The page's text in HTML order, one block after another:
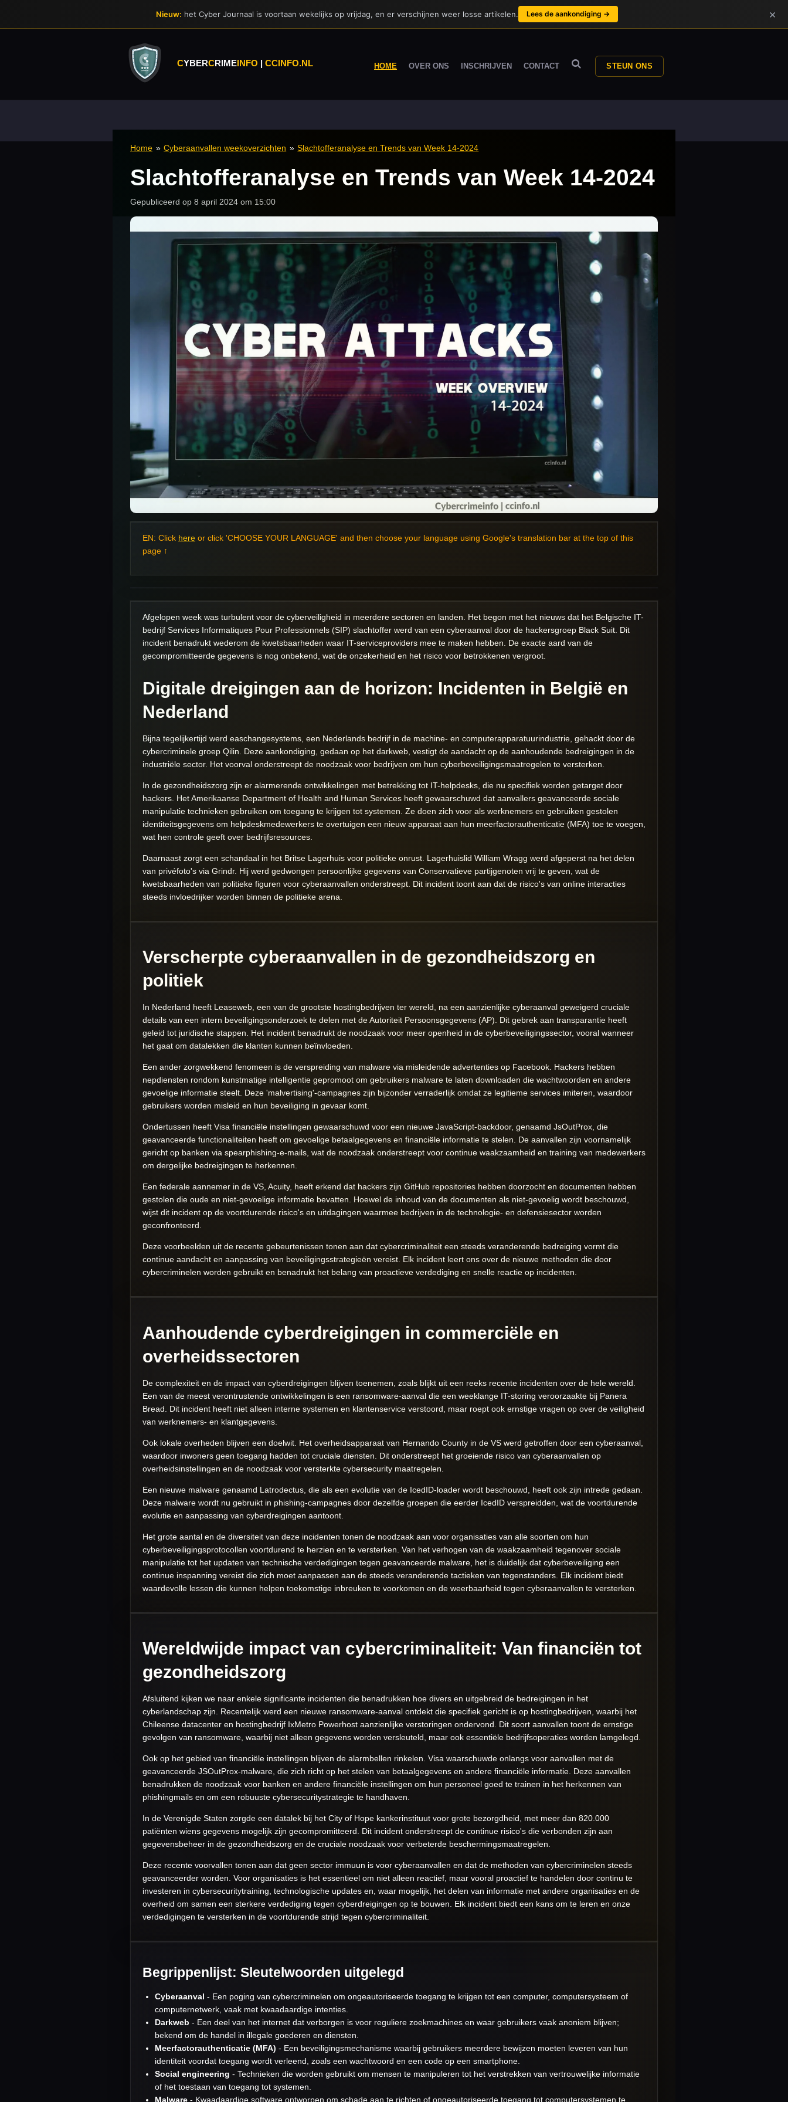
CYBERCRIMEINFO | CCINFO.NL HOME OVER ONS INSCHRIJVEN CONTACT STEUN ONS
Home » Cyberaanvallen weekoverzichten » Slachtofferanalyse en Trends van Week 14-2024
Slachtofferanalyse en Trends van Week 14-2024
Gepubliceerd op 8 april 2024 om 15:00
EN: Click here or click 'CHOOSE YOUR LANGUAGE' and then choose your language using Google's translation bar at the top of this
page ↑
Afgelopen week was turbulent voor de cyberveiligheid in meerdere sectoren en landen. Het begon met het nieuws dat het Belgische IT-
bedrijf Services Informatiques Pour Professionnels (SIP) slachtoffer werd van een cyberaanval door de hackersgroep Black Suit. Dit
incident benadrukt wederom de kwetsbaarheden waar IT-serviceproviders mee te maken hebben. De exacte aard van de
gecompromitteerde gegevens is nog onbekend, wat de onzekerheid en het risico voor betrokkenen vergroot.
Digitale dreigingen aan de horizon: Incidenten in België en
Nederland
Bijna tegelijkertijd werd easchangesystems, een Nederlands bedrijf in de machine- en computerapparatuurindustrie, gehackt door de
cybercriminele groep Qilin. Deze aankondiging, gedaan op het darkweb, vestigt de aandacht op de aanhoudende bedreigingen in de
industriële sector. Het voorval onderstreept de noodzaak voor bedrijven om hun cyberbeveiligingsmaatregelen te versterken.
In de gezondheidszorg zijn er alarmerende ontwikkelingen met betrekking tot IT-helpdesks, die nu specifiek worden getarget door
hackers. Het Amerikaanse Department of Health and Human Services heeft gewaarschuwd dat aanvallers geavanceerde sociale
manipulatie technieken gebruiken om toegang te krijgen tot systemen. Ze doen zich voor als werknemers en gebruiken gestolen
identiteitsgegevens om helpdeskmedewerkers te overtuigen een nieuw apparaat aan hun meerfactorauthenticatie (MFA) toe te voegen,
wat hen controle geeft over bedrijfsresources.
Daarnaast zorgt een schandaal in het Britse Lagerhuis voor politieke onrust. Lagerhuislid William Wragg werd afgeperst na het delen
van privéfoto's via Grindr. Hij werd gedwongen persoonlijke gegevens van Conservatieve partijgenoten vrij te geven, wat de
kwetsbaarheden van politieke figuren voor cyberaanvallen onderstreept. Dit incident toont aan dat de risico's van online interacties
steeds invloedrijker worden binnen de politieke arena.
Verscherpte cyberaanvallen in de gezondheidszorg en
politiek
In Nederland heeft Leaseweb, een van de grootste hostingbedrijven ter wereld, na een aanzienlijke cyberaanval geweigerd cruciale
details van een intern beveiligingsonderzoek te delen met de Autoriteit Persoonsgegevens (AP). Dit gebrek aan transparantie heeft
geleid tot juridische stappen. Het incident benadrukt de noodzaak voor meer openheid in de cyberbeveiligingssector, vooral wanneer
het gaat om datalekken die klanten kunnen beïnvloeden.
Een ander zorgwekkend fenomeen is de verspreiding van malware via misleidende advertenties op Facebook. Hackers hebben
nepdiensten rondom kunstmatige intelligentie gepromoot om gebruikers malware te laten downloaden die wachtwoorden en andere
gevoelige informatie steelt. Deze 'malvertising'-campagnes zijn bijzonder verraderlijk omdat ze legitieme services imiteren, waardoor
gebruikers worden misleid en hun beveiliging in gevaar komt.
Ondertussen heeft Visa financiële instellingen gewaarschuwd voor een nieuwe JavaScript-backdoor, genaamd JsOutProx, die
geavanceerde functionaliteiten heeft om gevoelige betaalgegevens en financiële informatie te stelen. De aanvallen zijn voornamelijk
gericht op banken via spearphishing-e-mails, wat de noodzaak onderstreept voor continue waakzaamheid en training van medewerkers
om dergelijke bedreigingen te herkennen.
Een federale aannemer in de VS, Acuity, heeft erkend dat hackers zijn GitHub repositories hebben doorzocht en documenten hebben
gestolen die oude en niet-gevoelige informatie bevatten. Hoewel de inhoud van de documenten als niet-gevoelig wordt beschouwd,
wijst dit incident op de voortdurende risico's en uitdagingen waarmee bedrijven in de technologie- en defensiesector worden
geconfronteerd.
Deze voorbeelden uit de recente gebeurtenissen tonen aan dat cybercriminaliteit een steeds veranderende bedreiging vormt die
continue aandacht en aanpassing van beveiligingsstrategieën vereist. Elk incident leert ons over de nieuwe methoden die door
cybercriminelen worden gebruikt en benadrukt het belang van proactieve verdediging en snelle reactie op incidenten.
Aanhoudende cyberdreigingen in commerciële en
overheidssectoren
De complexiteit en de impact van cyberdreigingen blijven toenemen, zoals blijkt uit een reeks recente incidenten over de hele wereld.
Een van de meest verontrustende ontwikkelingen is een ransomware-aanval die een weeklange IT-storing veroorzaakte bij Panera
Bread. Dit incident heeft niet alleen interne systemen en klantenservice verstoord, maar roept ook ernstige vragen op over de veiligheid
van werknemers- en klantgegevens.
Ook lokale overheden blijven een doelwit. Het overheidsapparaat van Hernando County in de VS werd getroffen door een cyberaanval,
waardoor inwoners geen toegang hadden tot cruciale diensten. Dit onderstreept het groeiende risico van cyberaanvallen op
overheidsinstellingen en de noodzaak voor versterkte cybersecurity maatregelen.
Een nieuwe malware genaamd Latrodectus, die als een evolutie van de IcedID-loader wordt beschouwd, heeft ook zijn intrede gedaan.
Deze malware wordt nu gebruikt in phishing-campagnes door dezelfde groepen die eerder IcedID verspreidden, wat de voortdurende
evolutie en aanpassing van cyberdreigingen aantoont.
Het grote aantal en de diversiteit van deze incidenten tonen de noodzaak aan voor organisaties van alle soorten om hun
cyberbeveiligingsprotocollen voortdurend te herzien en te versterken. Van het verhogen van de waakzaamheid tegenover sociale
manipulatie tot het updaten van technische verdedigingen tegen geavanceerde malware, het is duidelijk dat cyberbeveiliging een
continue inspanning vereist die zich moet aanpassen aan de steeds veranderende tactieken van tegenstanders. Elk incident biedt
waardevolle lessen die kunnen helpen toekomstige inbreuken te voorkomen en de weerbaarheid tegen cyberaanvallen te versterken.
Wereldwijde impact van cybercriminaliteit: Van financiën tot
gezondheidszorg
Afsluitend kijken we naar enkele significante incidenten die benadrukken hoe divers en uitgebreid de bedreigingen in het
cyberlandschap zijn. Recentelijk werd een nieuwe ransomware-aanval ontdekt die specifiek gericht is op hostingbedrijven, waarbij het
Chileense datacenter en hostingbedrijf IxMetro Powerhost aanzienlijke verstoringen ondervond. Dit soort aanvallen toont de ernstige
gevolgen van ransomware, waarbij niet alleen gegevens worden versleuteld, maar ook essentiële bedrijfsoperaties worden lamgelegd.
Ook op het gebied van financiële instellingen blijven de alarmbellen rinkelen. Visa waarschuwde onlangs voor aanvallen met de
geavanceerde JSOutProx-malware, die zich richt op het stelen van betaalgegevens en andere financiële informatie. Deze aanvallen
benadrukken de noodzaak voor banken en andere financiële instellingen om hun personeel goed te trainen in het herkennen van
phishingmails en om een robuuste cybersecuritystrategie te handhaven.
In de Verenigde Staten zorgde een datalek bij het City of Hope kankerinstituut voor grote bezorgdheid, met meer dan 820.000
patiënten wiens gegevens mogelijk zijn gecompromitteerd. Dit incident onderstreept de continue risico's die verbonden zijn aan
gegevensbeheer in de gezondheidszorg en de cruciale noodzaak voor verbeterde beschermingsmaatregelen.
Deze recente voorvallen tonen aan dat geen sector immuun is voor cyberaanvallen en dat de methoden van cybercriminelen steeds
geavanceerder worden. Voor organisaties is het essentieel om niet alleen reactief, maar vooral proactief te handelen door continu te
investeren in cybersecuritytraining, technologische updates en, waar mogelijk, het delen van informatie met andere organisaties en de
overheid om samen een sterkere verdediging tegen cyberdreigingen op te bouwen. Elk incident biedt een kans om te leren en onze
verdedigingen te versterken in de voortdurende strijd tegen cybercriminaliteit.
Begrippenlijst: Sleutelwoorden uitgelegd
Cyberaanval - Een poging van cybercriminelen om ongeautoriseerde toegang te krijgen tot een computer, computersysteem of
computernetwerk, vaak met kwaadaardige intenties.
Darkweb - Een deel van het internet dat verborgen is voor reguliere zoekmachines en waar gebruikers vaak anoniem blijven;
bekend om de handel in illegale goederen en diensten.
Meerfactorauthenticatie (MFA) - Een beveiligingsmechanisme waarbij gebruikers meerdere bewijzen moeten leveren van hun
identiteit voordat toegang wordt verleend, zoals een wachtwoord en een code op een smartphone.
Social engineering - Technieken die worden gebruikt om mensen te manipuleren tot het verstrekken van vertrouwelijke informatie
of het toestaan van toegang tot systemen.
Malware - Kwaadaardige software ontworpen om schade aan te richten of ongeautoriseerde toegang tot computersystemen te
Nieuw: het Cyber Journaal is voortaan wekelijks op vrijdag, en er verschijnen weer losse artikelen. Lees de aankondiging → ×